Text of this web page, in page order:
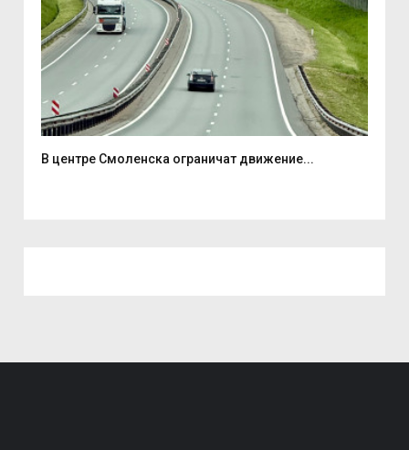
В центре Смоленска ограничат движение...